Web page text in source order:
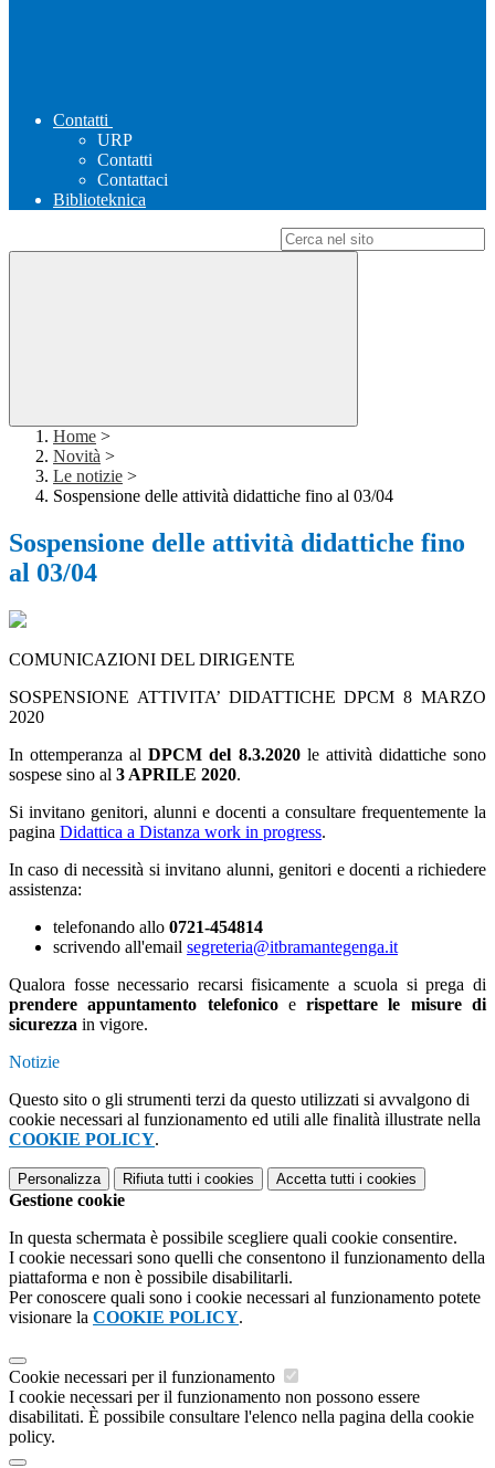
Contatti
URP
Contatti
Contattaci
Biblioteknica
Home >
Novità >
Le notizie >
Sospensione delle attività didattiche fino al 03/04
Sospensione delle attività didattiche fino
al 03/04
COMUNICAZIONI DEL DIRIGENTE
SOSPENSIONE ATTIVITA’ DIDATTICHE DPCM 8 MARZO
2020
In ottemperanza alDPCM del 8.3.2020le attività didattiche sono
sospese sino al 3 APRILE 2020.
Si invitano genitori, alunni e docenti a consultare frequentemente la
pagina Didattica a Distanza work in progress.
In caso di necessità si invitano alunni, genitori e docenti a richiedere
assistenza:
telefonando allo 0721-454814
scrivendo all'email segreteria@itbramantegenga.it
Qualora fosse necessario recarsi fisicamente a scuola si prega di
prendere appuntamento telefonicoerispettare le misure di
sicurezza in vigore.
Notizie
Questo sito o gli strumenti terzi da questo utilizzati si avvalgono di
cookie necessari al funzionamento ed utili alle finalità illustrate nella
COOKIE POLICY.
Personalizza Rifiuta tutti i cookies Accetta tutti i cookies
Gestione cookie
In questa schermata è possibile scegliere quali cookie consentire.
I cookie necessari sono quelli che consentono il funzionamento della
piattaforma e non è possibile disabilitarli.
Per conoscere quali sono i cookie necessari al funzionamento potete
visionare la COOKIE POLICY.
Cookie necessari per il funzionamento
I cookie necessari per il funzionamento non possono essere
disabilitati. È possibile consultare l'elenco nella pagina della cookie
policy.